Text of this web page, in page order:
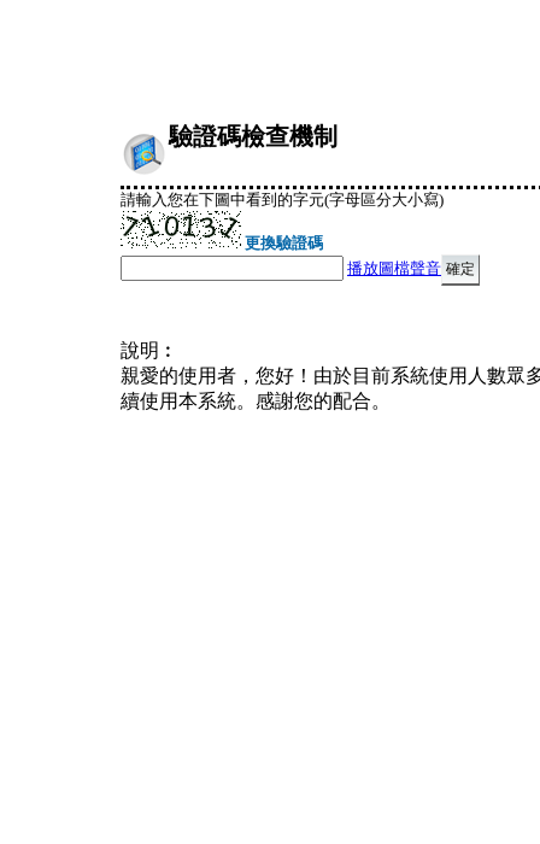
驗證碼檢查機制
請輸入您在下圖中看到的字元(字母區分大小寫)
更換驗證碼
播放圖檔聲音
說明︰
親愛的使用者，您好！由於目前系統使用人數眾
續使用本系統。感謝您的配合。